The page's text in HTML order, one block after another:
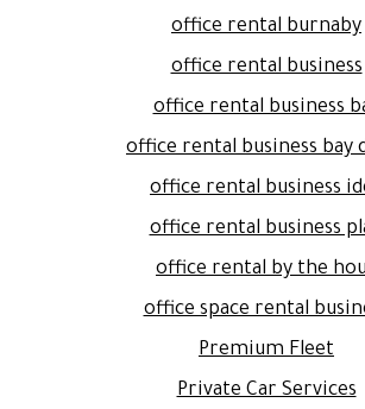
office rental burnaby
office rental business
office rental business
office rental business bay
office rental business
office rental business
office rental by the
office space rental
Premium Fleet
Private Car Services